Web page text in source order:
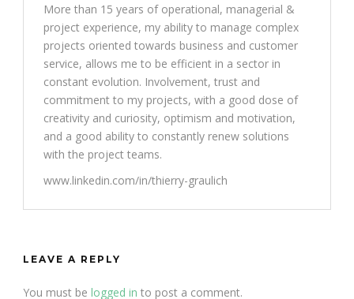
More than 15 years of operational, managerial &
project experience, my ability to manage complex
projects oriented towards business and customer
service, allows me to be efficient in a sector in
constant evolution. Involvement, trust and
commitment to my projects, with a good dose of
creativity and curiosity, optimism and motivation,
and a good ability to constantly renew solutions
with the project teams.
www.linkedin.com/in/thierry-graulich
LEAVE A REPLY
You must be logged in to post a comment.